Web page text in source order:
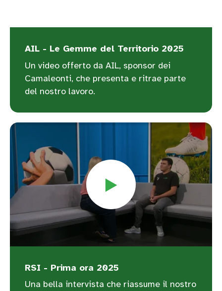
AIL - Le Gemme del Territorio 2025
Un video offerto da AIL, sponsor dei
Camaleonti, che presenta e ritrae parte
del nostro lavoro.
RSI - Prima ora 2025
Una bella intervista che riassume il nostro